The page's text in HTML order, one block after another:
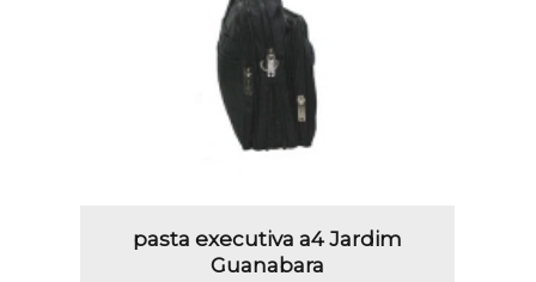
pasta executiva a4 Jardim
Guanabara